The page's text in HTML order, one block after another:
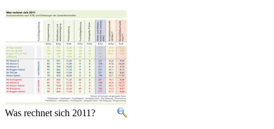
Was rechnet sich 2011?